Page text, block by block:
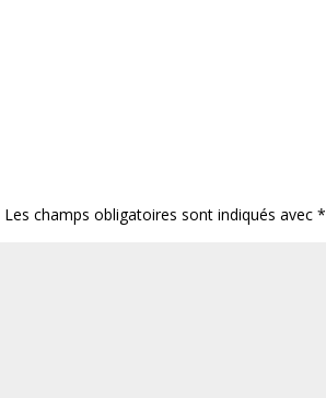
Les champs obligatoires sont indiqués avec*